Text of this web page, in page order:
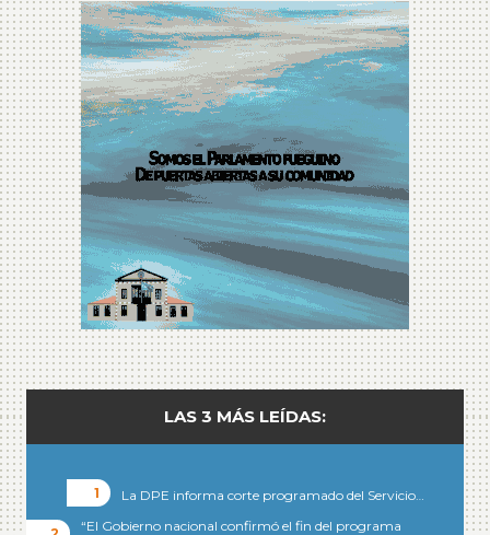
LAS 3 MÁS LEÍDAS:
La DPE informa corte programado del Servicio…
“El Gobierno nacional confirmó el fin del programa